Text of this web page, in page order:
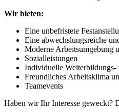
Wir bieten:
Eine unbefristete
Eine abwechslungsreiche
Moderne Arbeitsumgebung
Sozialleistungen
Individuelle
Freundliches Arbeitsklima
Teamevents
Haben wir Ihr Interesse geweckt?